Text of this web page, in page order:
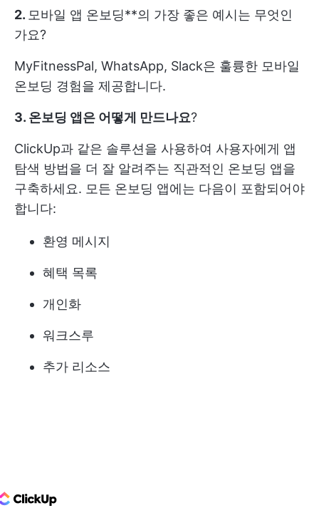
2. 모바일 앱 온보딩**의 가장 좋은 예시는 무엇인
가요?
MyFitnessPal, WhatsApp, Slack은 훌륭한 모바일
온보딩 경험을 제공합니다.
3. 온보딩 앱은 어떻게 만드나요?
ClickUp과 같은 솔루션을 사용하여 사용자에게 앱
탐색 방법을 더 잘 알려주는 직관적인 온보딩 앱을
구축하세요. 모든 온보딩 앱에는 다음이 포함되어야
합니다:
환영 메시지
혜택 목록
개인화
워크스루
추가 리소스
Logo